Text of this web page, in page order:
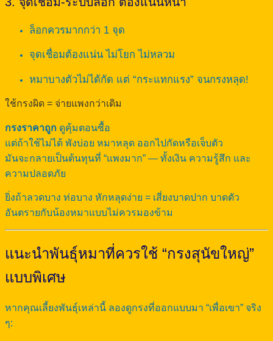
ล็อกควรมากกว่า 1 จุด
จุดเชื่อมต้องแน่น ไม่โยก ไม่หลวม
หมาบางตัวไม่ได้กัด แต่ “กระแทกแรง” จนกรงหลุด!
ใช้กรงผิด = จ่ายแพงกว่าเดิม
กรงราคาถูก ดูคุ้มตอนซื้อ
แต่ถ้าใช้ไม่ได้ พังบ่อย หมาหลุด ออกไปกัดหรือเจ็บตัว
มันจะกลายเป็นต้นทุนที่ “แพงมาก” — ทั้งเงิน ความรู้สึก และ
ความปลอดภัย
ยิ่งถ้าลวดบาง ท่อบาง หักหลุดง่าย = เสี่ยงบาดปาก บาดตัว
อันตรายกับน้องหมาแบบไม่ควรมองข้าม
แนะนำพันธุ์หมาที่ควรใช้ “กรงสุนัขใหญ่”
แบบพิเศษ
หากคุณเลี้ยงพันธุ์เหล่านี้ ลองดูกรงที่ออกแบบมา “เพื่อเขา” จริง
ๆ: